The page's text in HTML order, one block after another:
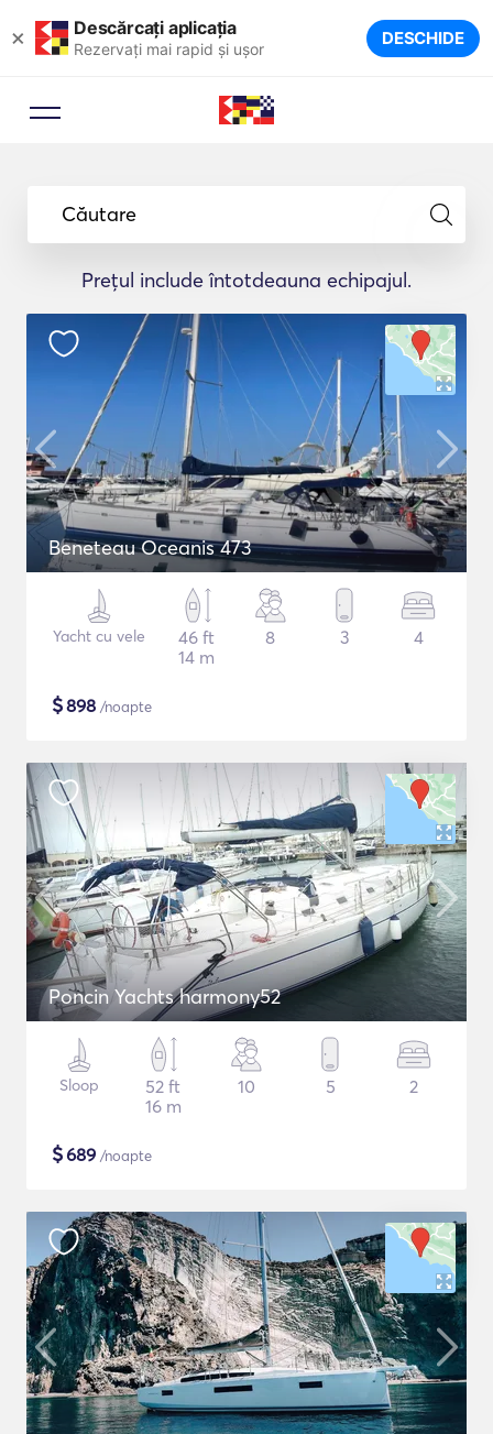
× Descărcați aplicația
Rezervați mai rapid și ușor DESCHIDE
Căutare
Prețul include întotdeauna echipajul.
Beneteau Oceanis 473
Yacht cu vele
46 ft
14 m
8 3 4
$898 /noapte
Poncin Yachts harmony52
Sloop
52 ft
16 m
10 5 2
$689 /noapte